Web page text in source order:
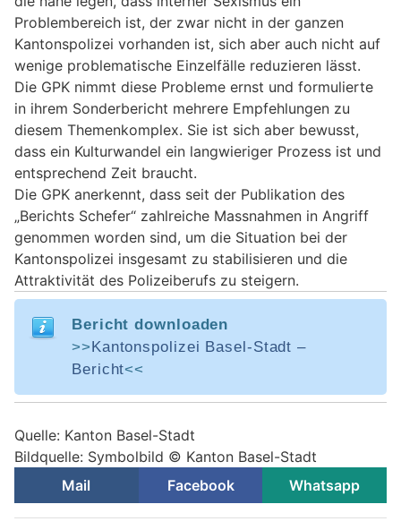
Problembereich ist, der zwar nicht in der ganzen
Kantonspolizei vorhanden ist, sich aber auch nicht auf
wenige problematische Einzelfälle reduzieren lässt.
Die GPK nimmt diese Probleme ernst und formulierte
in ihrem Sonderbericht mehrere Empfehlungen zu
diesem Themenkomplex. Sie ist sich aber bewusst,
dass ein Kulturwandel ein langwieriger Prozess ist und
entsprechend Zeit braucht.
Die GPK anerkennt, dass seit der Publikation des
„Berichts Schefer“ zahlreiche Massnahmen in Angriff
genommen worden sind, um die Situation bei der
Kantonspolizei insgesamt zu stabilisieren und die
Attraktivität des Polizeiberufs zu steigern.
Bericht downloaden
>>Kantonspolizei Basel-Stadt –
Bericht<<
Quelle: Kanton Basel-Stadt
Bildquelle: Symbolbild © Kanton Basel-Stadt
Mail
Facebook Whatsapp